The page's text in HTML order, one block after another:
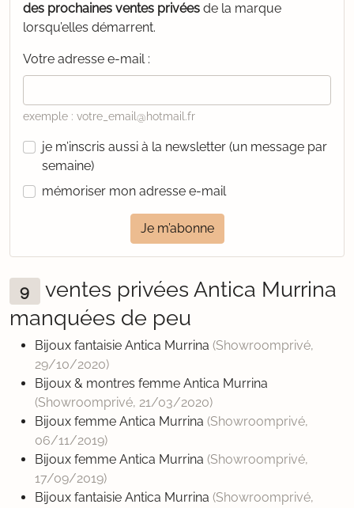
des prochaines ventes privées de la marque
lorsqu’elles démarrent.
Votre adresse e-mail :
exemple : votre_email@hotmail.fr
je m’inscris aussi à la newsletter (un message par
semaine)
mémoriser mon adresse e-mail
Je m’abonne
9
ventes privées Antica Murrina
manquées de peu
Bijoux fantaisie Antica Murrina (Showroomprivé,
29/10/2020)
Bijoux & montres femme Antica Murrina
(Showroomprivé, 21/03/2020)
Bijoux femme Antica Murrina (Showroomprivé,
06/11/2019)
Bijoux femme Antica Murrina (Showroomprivé,
17/09/2019)
Bijoux fantaisie Antica Murrina (Showroomprivé,